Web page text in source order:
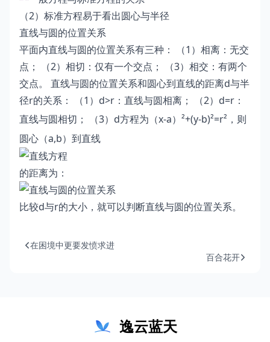
（2）标准方程易于看出圆心与半径
直线与圆的位置关系
平面内直线与圆的位置关系有三种： （1）相离：无交
点； （2）相切：仅有一个交点； （3）相交：有两个
交点。 直线与圆的位置关系和圆心到直线的距离d与半
径r的关系： （1）d>r：直线与圆相离； （2）d=r：
直线与圆相切； （3）d方程为 （x-a）²+(y-b)²=r²，则
圆心（a,b）到直线
的距离为：
比较d与r的大小，就可以判断直线与圆的位置关系。
在困境中更要发愤求进
百合花开
逸云蓝天